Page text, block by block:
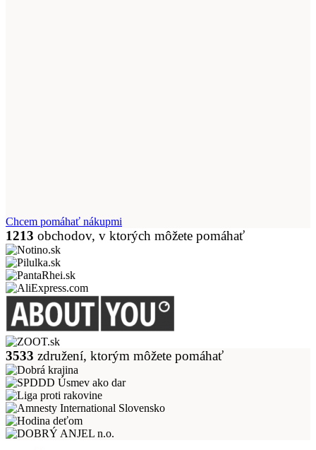
Chcem pomáhať nákupmi
1213 obchodov, v ktorých môžete pomáhať
3533 združení, ktorým môžete pomáhať